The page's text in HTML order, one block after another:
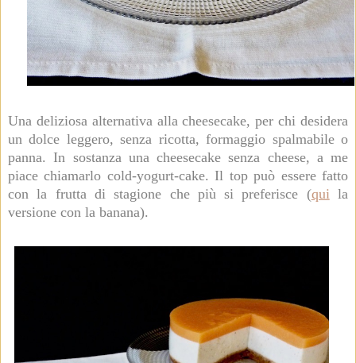
Una deliziosa alternativa alla cheesecake, per chi desidera
un dolce leggero, senza ricotta, formaggio spalmabile o
panna. In sostanza una cheesecake senza cheese, a me
piace chiamarlo cold-yogurt-cake. Il top può essere fatto
con la frutta di stagione che più si preferisce (qui la
versione con la banana).